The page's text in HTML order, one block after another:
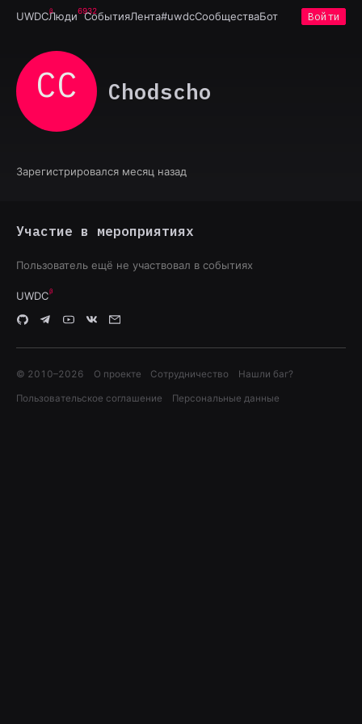
UWDCЛюди6932
СобытияЛента#uwdcСообществаБот Войти
CC Chodscho
Зарегистрировался месяц назад
Участие в мероприятиях
Пользователь ещё не участвовал в событиях
UWDC
© 2010–2026 О проекте Сотрудничество Нашли баг?
Пользовательское соглашение Персональные данные